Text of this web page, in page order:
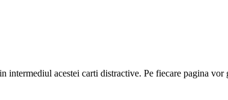
acestei carti distractive. Pe fiecare pagina